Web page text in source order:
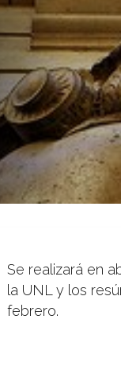
Se realizará en
la UNL y los
febrero.